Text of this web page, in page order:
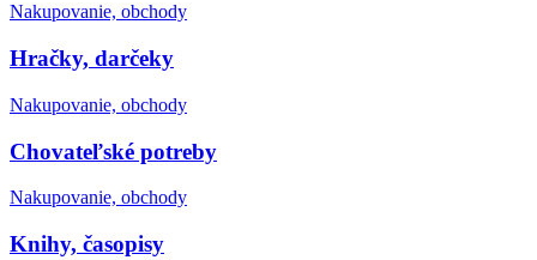
Nakupovanie, obchody
Hračky, darčeky
Nakupovanie, obchody
Chovateľské potreby
Nakupovanie, obchody
Knihy, časopisy